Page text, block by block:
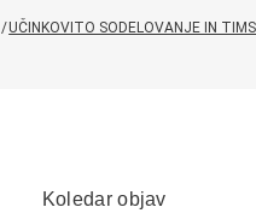
/UČINKOVITO SODELOVANJE IN
Koledar objav